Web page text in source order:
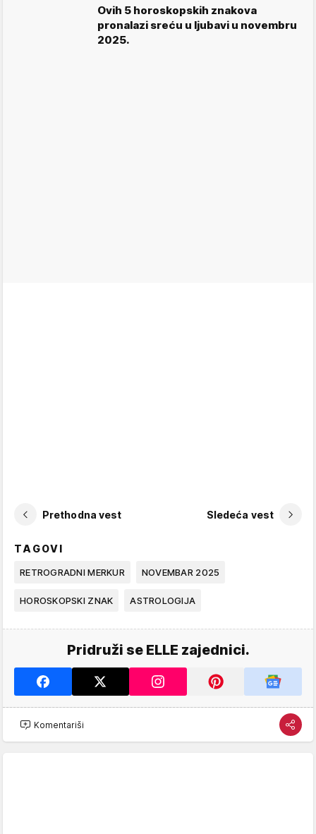
Ovih 5 horoskopskih znakova
pronalazi sreću u ljubavi u novembru
2025.
Prethodna vest Sledeća vest
TAGOVI
RETROGRADNI MERKUR NOVEMBAR 2025
HOROSKOPSKI ZNAK ASTROLOGIJA
Pridruži se ELLE zajednici.
Komentariši